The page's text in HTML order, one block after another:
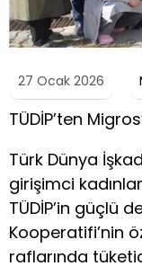
27 Ocak 2026
TÜDİP’ten
Türk Dünya
girişimci
TÜDİP’in güçlü
Kooperatifi’nin
raflarında